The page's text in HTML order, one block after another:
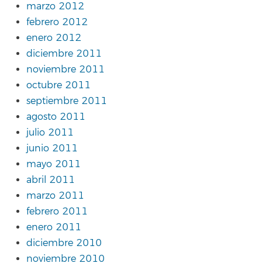
marzo 2012
febrero 2012
enero 2012
diciembre 2011
noviembre 2011
octubre 2011
septiembre 2011
agosto 2011
julio 2011
junio 2011
mayo 2011
abril 2011
marzo 2011
febrero 2011
enero 2011
diciembre 2010
noviembre 2010